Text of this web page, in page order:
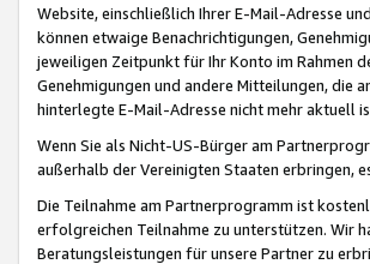
Website, einschließlich Ihrer E-Mail-Adresse
können etwaige Benachrichtigungen,
jeweiligen Zeitpunkt für Ihr Konto im Rahmen
Genehmigungen und andere Mitteilungen, die
hinterlegte E-Mail-Adresse nicht mehr aktuell
Wenn Sie als Nicht-US-Bürger am
außerhalb der Vereinigten Staaten erbringen,
Die Teilnahme am Partnerprogramm ist
erfolgreichen Teilnahme zu unterstützen. Wir
Beratungsleistungen für unsere Partner zu